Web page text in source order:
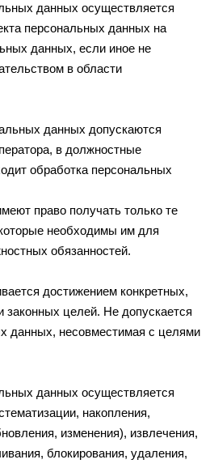
данных осуществляется
персональных данных на
данных, если иное не
в области
данных допускаются
в должностные
обработка персональных
право получать только те
необходимы им для
обязанностей.
достижением конкретных,
законных целей. Не допускается
данных, несовместимая с целями
данных осуществляется
накопления,
изменения), извлечения,
блокирования, удаления,